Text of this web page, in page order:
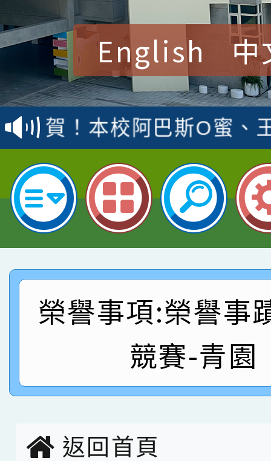
English 中
賀！本校參加桃園市中
賽 洪綺君教師榮獲社
名
賀！本校阿巴斯O蜜、
倩參加桃園市科展 國
名 指導老師王老師、
賀！本校四年二班張O
園市英語競賽國小朗讀
指導老師林老師
賀！本校參加桃園市中
賽 劉文瑛教師榮獲教
賀！本校參與2026世
賽 洪綺君教師榮獲社
名
賀！本校阿巴斯O蜜、
倩參加桃園市科展 國
名 指導老師王老師、
賀！本校四年二班張O
園市英語競賽國小朗
指導老師林老師
賀！本校參加桃園市中
賽 劉文瑛教師榮獲教
臺灣台語-第二名
賀！本校參與2026世
市賽榮獲科學小創客佳
榮譽事項:榮譽事
競賽-青園
返回首頁